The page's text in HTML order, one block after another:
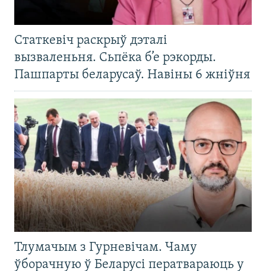
Статкевіч раскрыў дэталі
вызваленьня. Сьпёка б’е рэкорды.
Пашпарты беларусаў. Навіны 6 жніўня
Тлумачым з Гурневічам. Чаму
ўборачную ў Беларусі ператвараюць у